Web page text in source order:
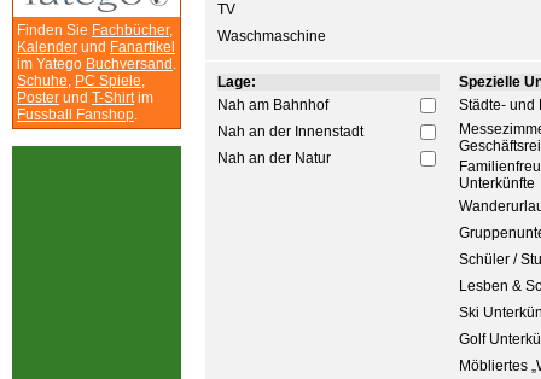
Finden Sie Fachbücher,
Kalender und Fanartikel
im Yatego Buchversand .
Schuhe, PC Spiele,
Poster und T-Shirtim
Fussball Fanshop.
TV
Waschmaschine
Lage:
Nah am Bahnhof
Nah an der Innenstadt
Nah an der Natur
Spezielle
Städte- und
Unterkünfte
Schüler /
Lesben &
Ski
Golf
Möbliertes